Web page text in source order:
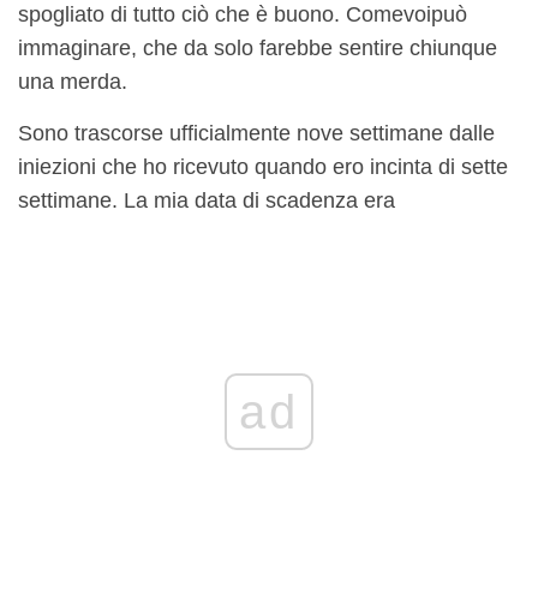
spogliato di tutto ciò che è buono. Comevoipuò
immaginare, che da solo farebbe sentire chiunque
una merda.
Sono trascorse ufficialmente nove settimane dalle
iniezioni che ho ricevuto quando ero incinta di sette
settimane. La mia data di scadenza era
ad